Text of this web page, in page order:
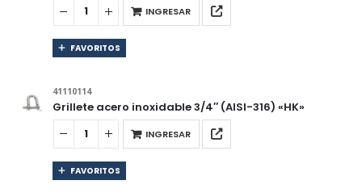
INGRESAR
FAVORITOS
41110114
Grillete acero inoxidable 3/4″ (AISI-316) «HK»
INGRESAR
FAVORITOS